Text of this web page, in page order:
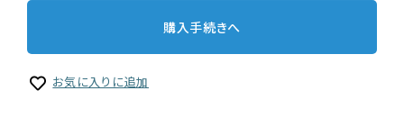
購入手続きへ
お気に入りに追加